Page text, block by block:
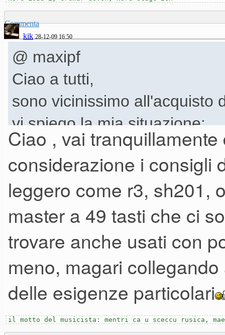
Commenta
kik 28-12-09 16.50
@ maxipf
Ciao a tutti,
sono vicinissimo all'acquisto
vi spiego la mia situazione:
Tastiere: ho M3 e fantom x7
uso praticamente più da
Gruppi: suono nel solito
anche in un gruppo ska,
smodato bisogno di un
libreria Organimation per
soddisfare.
Ho pensato che la cosa
Ciao , vai
considerazione i consigli
leggero come r3, sh201,
master a 49 tasti che ci
trovare anche usati con
meno, magari
delle esigenze particolari
il motto del musicista: mentri ca u sceccu rusica,